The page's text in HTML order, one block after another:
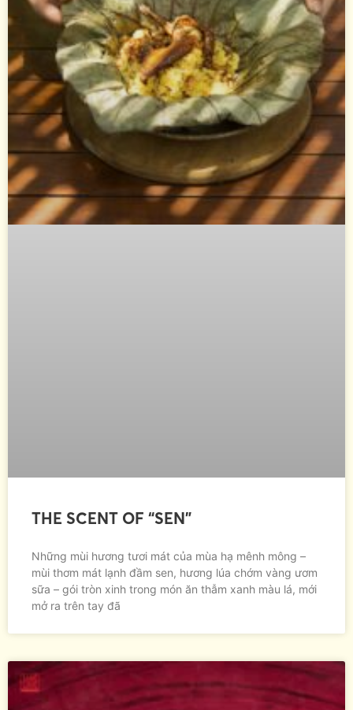
THE SCENT OF “SEN”
Những mùi hương tươi mát của mùa hạ mênh mông –
mùi thơm mát lạnh đầm sen, hương lúa chớm vàng ươm
sữa – gói tròn xinh trong món ăn thẫm xanh màu lá, mới
mở ra trên tay đã